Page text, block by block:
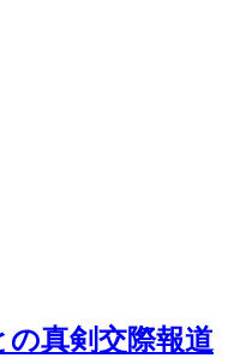
の真剣交際報道